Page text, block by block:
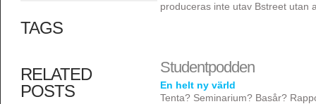
TAGS
RELATED
POSTS
produceras inte utav Bstreet utan
Studentpodden
En helt ny värld
Tenta? Seminarium? Basår?